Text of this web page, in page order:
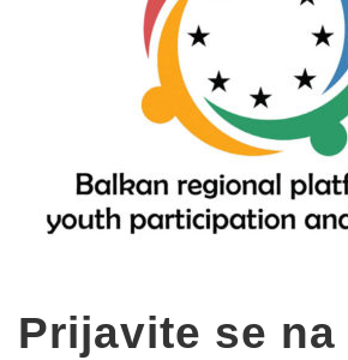
Prijavite se na